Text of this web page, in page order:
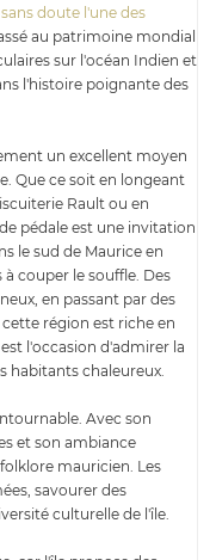
doute l'une des
au patrimoine mondial
sur l'océan Indien et
l'histoire poignante des
un excellent moyen
Que ce soit en longeant
Rault ou en
pédale est une invitation
le sud de Maurice en
couper le souffle. Des
en passant par des
région est riche en
l'occasion d'admirer la
habitants chaleureux.
Avec son
et son ambiance
mauricien. Les
savourer des
culturelle de l'île.